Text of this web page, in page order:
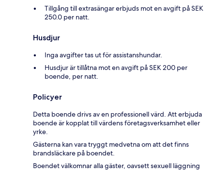
Tillgång till extrasängar erbjuds mot en avgift på SEK
250.0 per natt.
Husdjur
Inga avgifter tas ut för assistanshundar.
Husdjur är tillåtna mot en avgift på SEK 200 per
boende, per natt.
Policyer
Detta boende drivs av en professionell värd. Att erbjuda
boende är kopplat till värdens företagsverksamhet eller
yrke.
Gästerna kan vara tryggt medvetna om att det finns
brandsläckare på boendet.
Boendet välkomnar alla gäster, oavsett sexuell läggning